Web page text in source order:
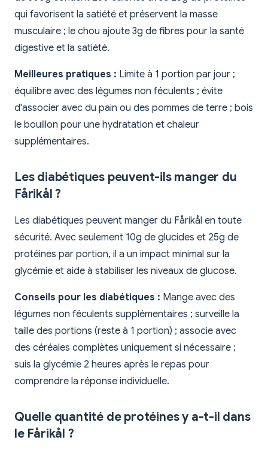
qui favorisent la satiété et préservent la masse
musculaire ; le chou ajoute 3g de fibres pour la santé
digestive et la satiété.
Meilleures pratiques : Limite à 1 portion par jour ;
équilibre avec des légumes non féculents ; évite
d'associer avec du pain ou des pommes de terre ; bois
le bouillon pour une hydratation et chaleur
supplémentaires.
Les diabétiques peuvent-ils manger du
Fårikål ?
Les diabétiques peuvent manger du Fårikål en toute
sécurité. Avec seulement 10g de glucides et 25g de
protéines par portion, il a un impact minimal sur la
glycémie et aide à stabiliser les niveaux de glucose.
Conseils pour les diabétiques : Mange avec des
légumes non féculents supplémentaires ; surveille la
taille des portions (reste à 1 portion) ; associe avec
des céréales complètes uniquement si nécessaire ;
suis la glycémie 2 heures après le repas pour
comprendre la réponse individuelle.
Quelle quantité de protéines y a-t-il dans
le Fårikål ?